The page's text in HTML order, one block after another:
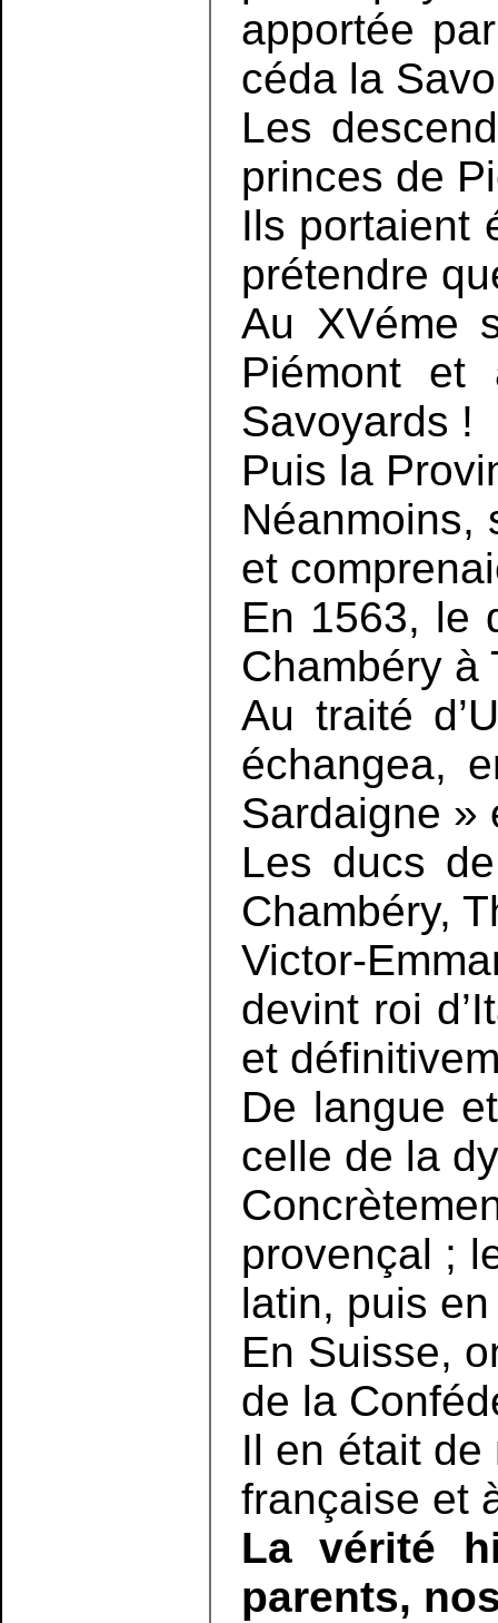
apportée
céda la
Les
princes de
Ils portaient
prétendre
Au XVéme
Piémont et
Savoyards !
Puis la
Néanmoins,
et
En 1563, le
Chambéry à
Au traité
échangea,
Sardaigne »
Les ducs
Chambéry,
Victor-
devint roi
et
De langue
celle de la
provençal ;
latin, puis
En Suisse,
de la
Il en était de
française et
La vérité
parents,